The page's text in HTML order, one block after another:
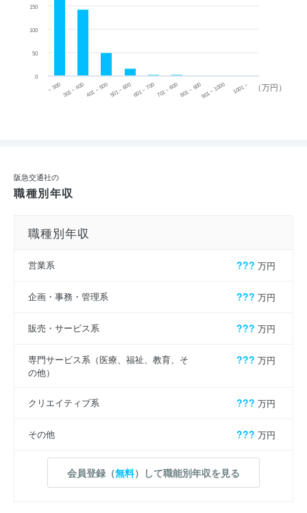
（万円）
~ 300 301 ~ 400 401 ~ 500501 ~ 600601 ~ 700701 ~ 800801 ~ 900901 ~ 1000 1001 ~
0
50
100
150
阪急交通社の
職種別年収
職種別年収
営業系 ??? 万円
企画・事務・管理系 ??? 万円
販売・サービス系 ??? 万円
専門サービス系（医療、福祉、教育、そ
の他）
??? 万円
クリエイティブ系 ??? 万円
その他 ??? 万円
会員登録（無料）して職能別年収を見る